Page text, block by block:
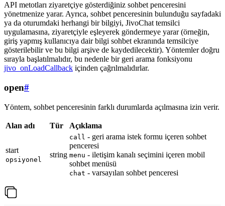
API metotları ziyaretçiye gösterdiğiniz sohbet penceresini
yönetmenize yarar. Ayrıca, sohbet penceresinin bulunduğu sayfadaki
ya da oturumdaki herhangi bir bilgiyi, JivoChat temsilci
uygulamasına, ziyaretçiyle eşleyerek göndermeye yarar (örneğin,
giriş yapmış kullanıcıya dair bilgi sohbet ekranında temsilciye
gösterilebilir ve bu bilgi arşive de kaydedilecektir). Yöntemler doğru
sırayla başlatılmalıdır, bu nedenle bir geri arama fonksiyonu
jivo_onLoadCallback içinden çağrılmalıdırlar.
open#
Yöntem, sohbet penceresinin farklı durumlarda açılmasına izin verir.
Alan adı Tür Açıklama
start
opsiyonel
string
call - geri arama istek formu içeren sohbet
penceresi
menu - iletişim kanalı seçimini içeren mobil
sohbet menüsü
chat - varsayılan sohbet penceresi